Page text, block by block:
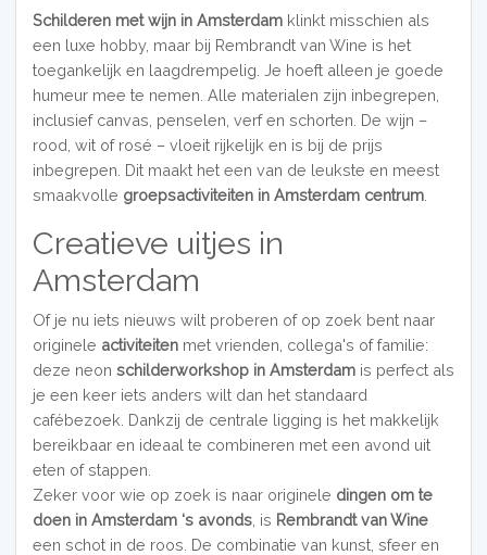
Schilderen met wijn in Amsterdamklinkt misschien als
een luxe hobby, maar bij Rembrandt van Wine is het
toegankelijk en laagdrempelig. Je hoeft alleen je goede
humeur mee te nemen. Alle materialen zijn inbegrepen,
inclusief canvas, penselen, verf en schorten. De wijn –
rood, wit of rosé – vloeit rijkelijk en is bij de prijs
inbegrepen. Dit maakt het een van de leukste en meest
smaakvolle groepsactiviteiten in Amsterdam centrum.
Creatieve uitjes in
Amsterdam
Of je nu iets nieuws wilt proberen of op zoek bent naar
originele activiteitenmet vrienden, collega's of familie:
deze neon schilderworkshop in Amsterdamis perfect als
je een keer iets anders wilt dan het standaard
cafébezoek. Dankzij de centrale ligging is het makkelijk
bereikbaar en ideaal te combineren met een avond uit
eten of stappen.
Zeker voor wie op zoek is naar originele dingen om te
doen in Amsterdam ‘s avonds, is Rembrandt van Wine
een schot in de roos. De combinatie van kunst, sfeer en